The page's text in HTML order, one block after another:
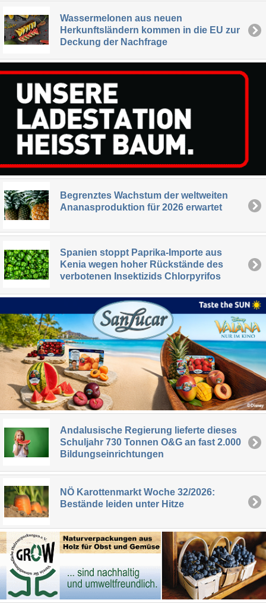
Wassermelonen aus neuen
Herkunftsländern kommen in die EU zur
Deckung der Nachfrage
Begrenztes Wachstum der weltweiten
Ananasproduktion für 2026 erwartet
Spanien stoppt Paprika-Importe aus
Kenia wegen hoher Rückstände des
verbotenen Insektizids Chlorpyrifos
Andalusische Regierung lieferte dieses
Schuljahr 730 Tonnen O&G an fast 2.000
Bildungseinrichtungen
NÖ Karottenmarkt Woche 32/2026:
Bestände leiden unter Hitze